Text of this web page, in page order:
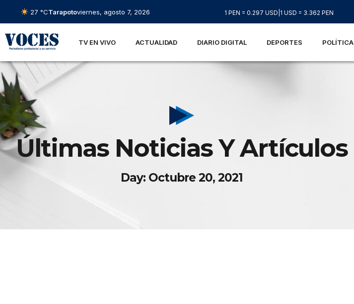
27 °CTarapotoviernes, agosto 7, 2026 1 PEN = 0.297 USD 1 USD = 3.362 PEN
TV EN VIVO ACTUALIDAD DIARIO DIGITAL DEPORTES POLÍTICA
Últimas Noticias Y Artículos
Day: Octubre 20, 2021